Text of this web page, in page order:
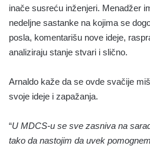
inače susreću inženjeri. Menadžer
nedeljne sastanke na kojima se
posla, komentarišu nove ideje,
analiziraju stanje stvari i slično.
Arnaldo kaže da se ovde svačije
svoje ideje i zapažanja.
“U MDCS-u se sve zasniva na
tako da nastojim da uvek